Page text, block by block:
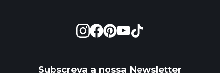
Subscreva a nossa Newsletter